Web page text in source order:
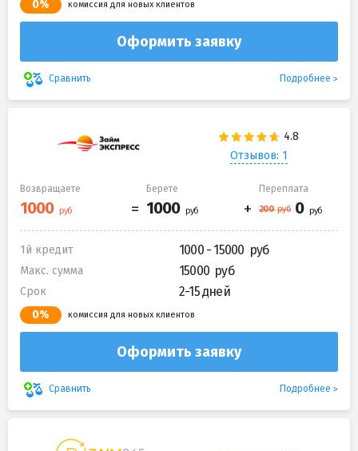
0% комиссия для новых клиентов
Оформить заявку
Сравнить Подробнее
Отзывов: 1
Возвращаете Берете Переплата
1й кредит 1000 - 15000
Макс. сумма 15000
Срок 2-15 дней
0% комиссия для новых клиентов
Оформить заявку
Сравнить Подробнее